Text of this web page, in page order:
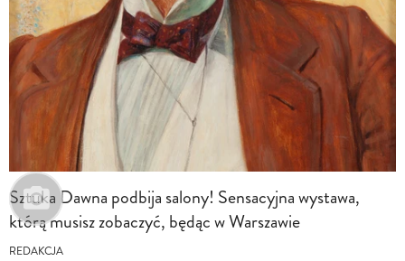
Sztuka Dawna podbija salony! Sensacyjna wystawa,
którą musisz zobaczyć, będąc w Warszawie
REDAKCJA